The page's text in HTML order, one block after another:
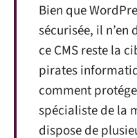
Bien que
sécurisée, il
ce CMS reste la
pirates
comment
spécialiste de la
dispose de